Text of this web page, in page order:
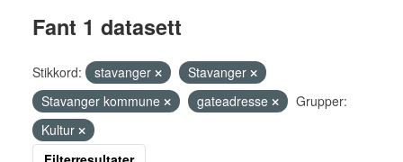
Fant 1 datasett
Stikkord: stavanger
Stavanger
Stavanger kommune
gateadresse
Grupper:
Kultur